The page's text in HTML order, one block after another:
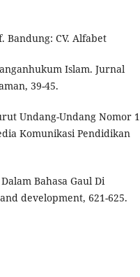
Bandung: CV. Alfabet
Islam. Jurnal
39-45.
Undang-Undang Nomor 1
Komunikasi Pendidikan
Bahasa Gaul Di
development, 621-625.